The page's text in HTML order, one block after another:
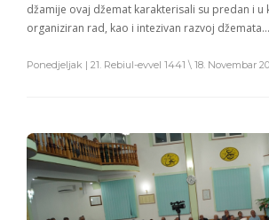
džamije ovaj džemat karakterisali su predan i
organiziran rad, kao i intezivan razvoj
Ponedjeljak | 21. Rebiul-evvel 1441 \ 18. Novembar